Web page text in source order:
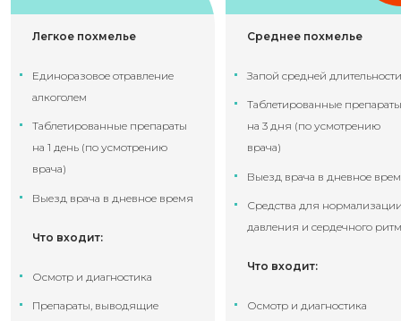
Легкое похмелье
Единоразовое отравление
алкоголем
Таблетированные препараты
на 1 день (по усмотрению
врача)
Выезд врача в дневное время
Что входит:
Осмотр и диагностика
Препараты, выводящие
Среднее похмелье
Запой средней длительности
Таблетированные препараты
на 3 дня (по усмотрению
врача)
Выезд врача в дневное
Средства для
давления и сердечного
Что входит:
Осмотр и диагностика